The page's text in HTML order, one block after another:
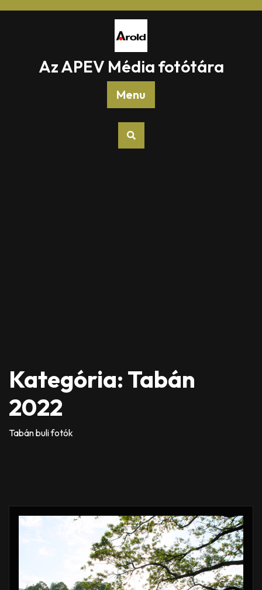
Az APEV Média fotótára
Menu
Kategória: Tabán
2022
Tabán buli fotók